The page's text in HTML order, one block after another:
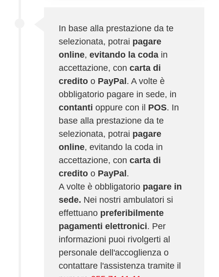
In base alla prestazione da te
selezionata, potrai pagare
online, evitando la coda in
accettazione, con carta di
credito o PayPal . A volte è
obbligatorio pagare in sede, in
contanti oppure con il POS. In
base alla prestazione da te
selezionata, potrai pagare
online, evitando la coda in
accettazione, con carta di
credito o PayPal .
A volte è obbligatorio pagare in
sede. Nei nostri ambulatori si
effettuano preferibilmente
pagamenti elettronici. Per
informazioni puoi rivolgerti al
personale dell'accoglienza o
contattare l'assistenza tramite il